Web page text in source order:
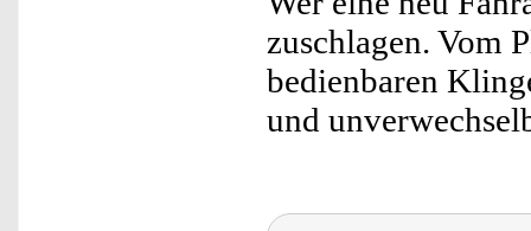
zuschlagen. Vom
bedienbaren
und